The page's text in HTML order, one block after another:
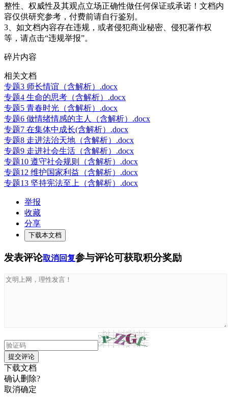
整性、权威性及其观点立场正确性做任何保证或承诺！文档内
容仅供研究参考，付费前请自行鉴别。
3、如文档内容存在违规，或者侵犯商业秘密、侵犯著作权
等，请点击“违规举报”。
碎片内容
相关文档
专题3 师长情谊（含解析）.docx
专题4 生命的思考（含解析）.docx
专题5 青春时光（含解析）.docx
专题6 做情绪情感的主人（含解析）.docx
专题7 在集体中成长(含解析）.docx
专题8 走进法治天地（含解析）.docx
专题9 走进社会生活（含解析）.docx
专题10 遵守社会规则（含解析）.docx
专题12 维护国家利益（含解析）.docx
专题13 坚持宪法至上（含解析）.docx
举报
收藏
分享
下载本文档
发表评论取消回复参与评论可获取积分奖励
提交评论
下载文档
确认删除?
取消确定